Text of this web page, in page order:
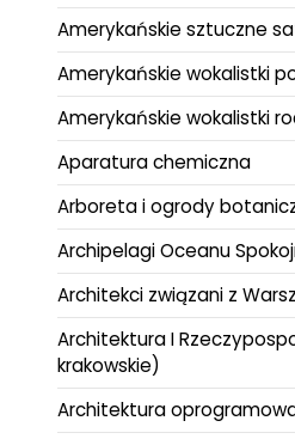
Amerykańskie sztuczne
Amerykańskie wokalistki
Amerykańskie wokalistki
Aparatura chemiczna
Arboreta i ogrody
Archipelagi Oceanu
Architekci związani z
Architektura I
krakowskie)
Architektura